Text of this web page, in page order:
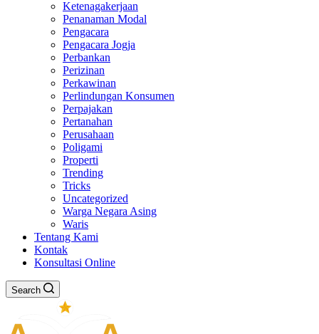
Ketenagakerjaan
Penanaman Modal
Pengacara
Pengacara Jogja
Perbankan
Perizinan
Perkawinan
Perlindungan Konsumen
Perpajakan
Pertanahan
Perusahaan
Poligami
Properti
Trending
Tricks
Uncategorized
Warga Negara Asing
Waris
Tentang Kami
Kontak
Konsultasi Online
Search